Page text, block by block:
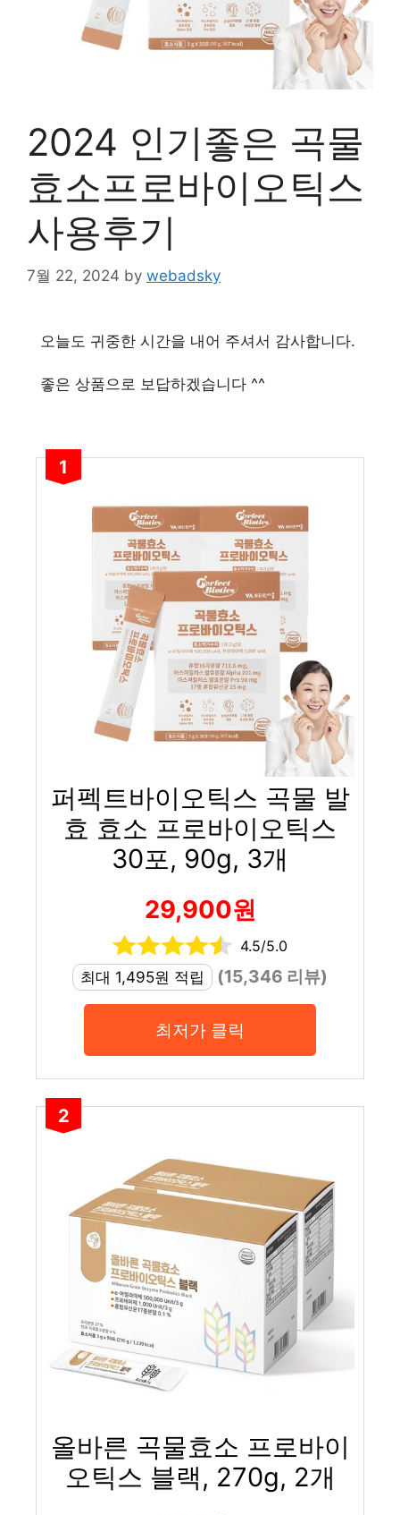
2024 인기좋은 곡물
효소프로바이오틱스
사용후기
7월 22, 2024 by webadsky
오늘도 귀중한 시간을 내어 주셔서 감사합니다.
좋은 상품으로 보답하겠습니다 ^^
1
퍼펙트바이오틱스 곡물 발
효 효소 프로바이오틱스
30포, 90g, 3개
29,900원
4.5/5.0
최대 1,495원 적립
(15,346 리뷰)
최저가 클릭
2
올바른 곡물효소 프로바이
오틱스 블랙, 270g, 2개